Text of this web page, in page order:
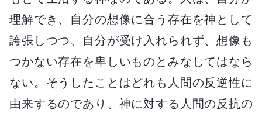
理解でき、自分の想像に合う存在を神として
誇張しつつ、自分が受け入れられず、想像も
つかない存在を卑しいものとみなしてはなら
ない。そうしたことはどれも人間の反逆性に
由来するのであり、神に対する人間の反抗の